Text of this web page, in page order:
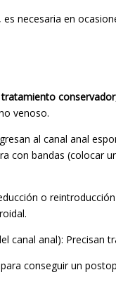
necesaria en
tratamiento conservador
venoso.
al canal anal
con bandas (colocar
o
canal anal): Precisan
conseguir un